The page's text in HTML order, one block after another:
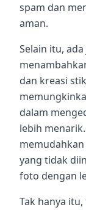
spam dan
aman.
Selain itu,
dan kreasi
dalam
lebih
yang tidak
foto dengan
Tak hanya